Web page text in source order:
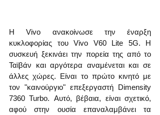
Η Vivo ανακοίνωσε την έναρξη
κυκλοφορίας του Vivo V60 Lite 5G. Η
συσκευή ξεκινάει την πορεία της από το
Ταϊβάν και αργότερα αναμένεται και σε
άλλες χώρες. Είναι το πρώτο κινητό με
τον "καινούργιο" επεξεργαστή Dimensity
7360 Turbo. Αυτό, βέβαια, είναι σχετικό,
αφού στην ουσία επαναλαμβάνει τα